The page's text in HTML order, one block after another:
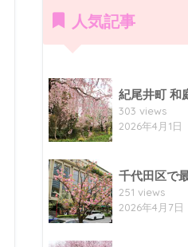
人気記事
紀尾井町 和
303 views
2026年4月1日
千代田区で
251 views
2026年4月7日